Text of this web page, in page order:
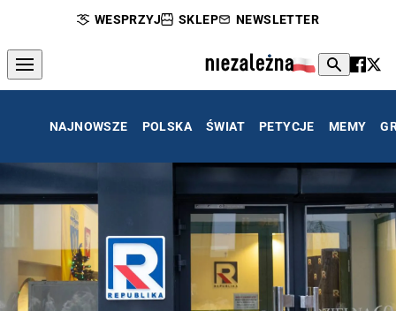
WESPRZYJ SKLEP NEWSLETTER
NAJNOWSZE POLSKA ŚWIAT PETYCJE MEMY